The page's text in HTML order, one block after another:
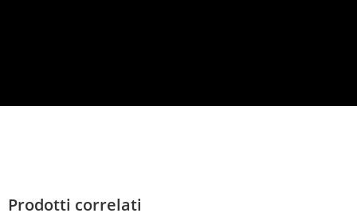
Prodotti correlati